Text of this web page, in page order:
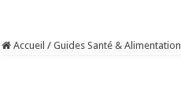
Accueil / Guides Santé & Alimentation